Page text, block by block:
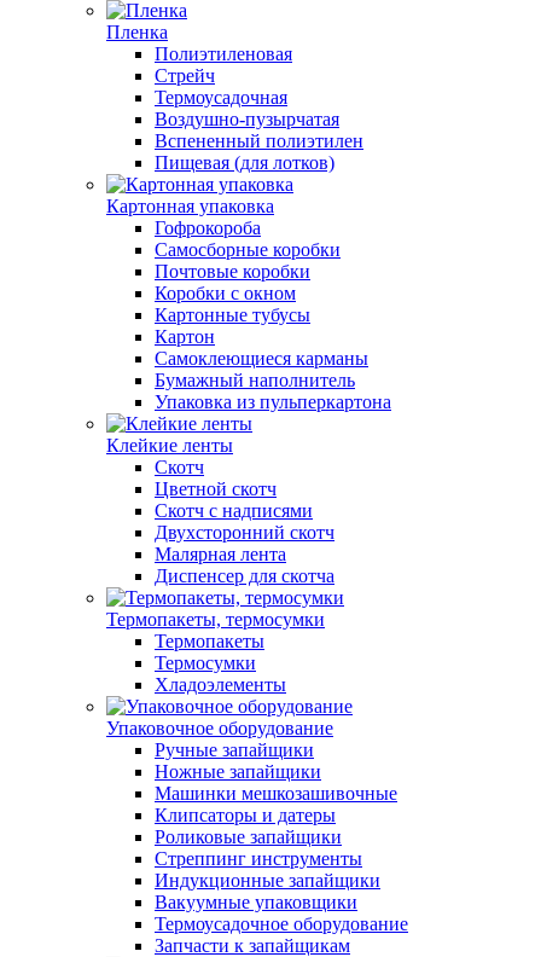
Пленка
Полиэтиленовая
Стрейч
Термоусадочная
Воздушно-пузырчатая
Вспененный полиэтилен
Пищевая (для лотков)
Картонная упаковка
Гофрокороба
Самосборные коробки
Почтовые коробки
Коробки с окном
Картонные тубусы
Картон
Самоклеющиеся карманы
Бумажный наполнитель
Упаковка из пульперкартона
Клейкие ленты
Скотч
Цветной скотч
Скотч с надписями
Двухсторонний скотч
Малярная лента
Диспенсер для скотча
Термопакеты, термосумки
Термопакеты
Термосумки
Хладоэлементы
Упаковочное оборудование
Ручные запайщики
Ножные запайщики
Машинки мешкозашивочные
Клипсаторы и датеры
Роликовые запайщики
Стреппинг инструменты
Индукционные запайщики
Вакуумные упаковщики
Термоусадочное оборудование
Запчасти к запайщикам